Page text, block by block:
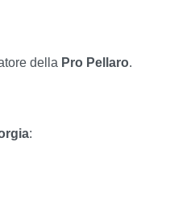
della Pro Pellaro.
: